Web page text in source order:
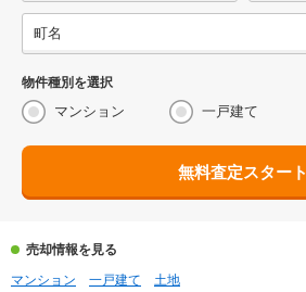
物件種別を選択
マンション 一戸建て
無料査定スタート
売却情報を見る
マンション
一戸建て 土地